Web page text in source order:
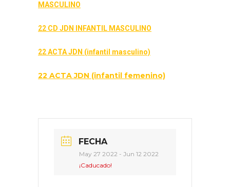
MASCULINO
22 CD JDN INFANTIL MASCULINO
22 ACTA JDN (infantil masculino)
22 ACTA JDN (infantil femenino)
FECHA
May 27 2022 - Jun 12 2022
¡Caducado!